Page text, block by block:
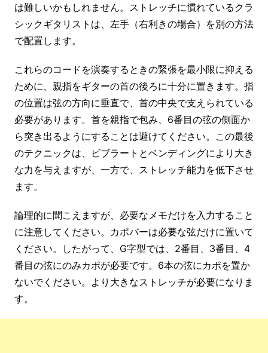
は難しいかもしれません。ストレッチに慣れているクラ
シックギタリストは、左手（右利きの場合）を別の方法
で配置します。
これらのコードを演奏するときの緊張を最小限に抑える
ために、親指をギターの首の後ろに十分に置きます。指
の位置は弦の方向に垂直で、首の中央で支えられている
必要があります。首を親指で包み、6番目の弦の側面か
ら突き出るようにすることは避けてください。この最後
のテクニックは、ビブラートとベンディングにより大き
な力を与えますが、一方で、ストレッチ能力を低下させ
ます。
論理的に聞こえますが、必要なメモだけを入力すること
に注意してください。カポバーは必要な弦だけに置いて
ください。したがって、G字型では、2番目、3番目、4
番目の弦にのみカポが必要です。6本の弦にカポを置か
ないでください。より大きなストレッチが必要になりま
す。